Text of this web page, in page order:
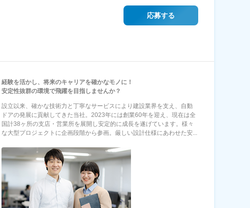
応募する
経験を活かし、将来のキャリアを確かなモノに！
安定性抜群の環境で飛躍を目指しませんか？
設立以来、確かな技術力と丁寧なサービスにより建設業界を支え、自動
ドアの発展に貢献してきた当社。2023年には創業60年を迎え、現在は全
国計38ヶ所の支店・営業所を展開し安定的に成長を遂げています。様々
な大型プロジェクトに企画段階から参画。厳しい設計仕様にあわせた安...